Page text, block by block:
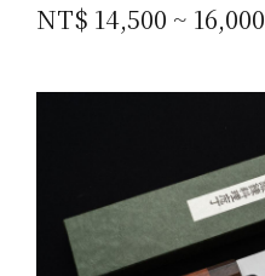
NT$ 14,500 ~ 16,000